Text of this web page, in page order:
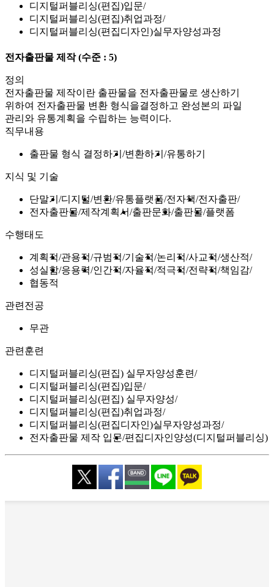
디지털퍼블리싱(편집)입문
디지털퍼블리싱(편집)취업과정
디지털퍼블리싱(편집디자인)실무자양성과정
전자출판물 제작(수준 : 5)
정의
전자출판물 제작이란 출판물을 전자출판물로 생산하기
위하여 전자출판물 변환 형식을결정하고 완성본의 파일
관리와 유통계획을 수립하는 능력이다.
직무내용
출판물 형식 결정하기 변환하기 유통하기
지식 및 기술
단말기 디지털 변환 유통플랫폼 전자책 전자출판
전자출판물 제작계획서 출판문화 출판물 플랫폼
수행태도
계획적 관용적 규범적 기술적 논리적 사교적 생산적
성실함 응용력 인간적 자율적 적극적 전략적 책임감
협동적
관련전공
무관
관련훈련
디지털퍼블리싱(편집) 실무자양성훈련
디지털퍼블리싱(편집)입문
디지털퍼블리싱(편집) 실무자양성
디지털퍼블리싱(편집)취업과정
디지털퍼블리싱(편집디자인)실무자양성과정
전자출판물 제작 입문 편집디자인양성(디지털퍼블리싱)